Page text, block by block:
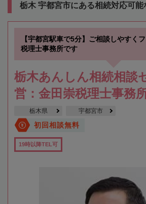
栃木 宇都宮市にある相続対応可
【宇都宮駅車で5分】ご相談しやすく
税理士事務所です
栃木あんしん相続相談
営：金田崇税理士事務所
栃木県 宇都宮市
初回相談無料
19時以降TEL可